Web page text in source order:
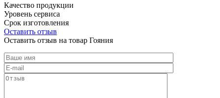
Качество продукции
Уровень сервиса
Срок изготовления
Оставить отзыв
Оставить отзыв на товар Гояния